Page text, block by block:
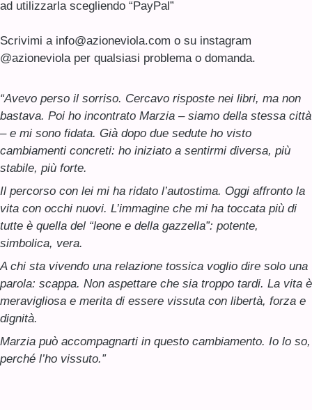
ad utilizzarla scegliendo “PayPal”
Scrivimi a info@azioneviola.com o su instagram
@azioneviola per qualsiasi problema o domanda.
“Avevo perso il sorriso. Cercavo risposte nei libri, ma non
bastava. Poi ho incontrato Marzia – siamo della stessa città
– e mi sono fidata. Già dopo due sedute ho visto
cambiamenti concreti: ho iniziato a sentirmi diversa, più
stabile, più forte.
Il percorso con lei mi ha ridato l’autostima. Oggi affronto la
vita con occhi nuovi. L’immagine che mi ha toccata più di
tutte è quella del “leone e della gazzella”: potente,
simbolica, vera.
A chi sta vivendo una relazione tossica voglio dire solo una
parola: scappa. Non aspettare che sia troppo tardi. La vita è
meravigliosa e merita di essere vissuta con libertà, forza e
dignità.
Marzia può accompagnarti in questo cambiamento. Io lo so,
perché l’ho vissuto.”